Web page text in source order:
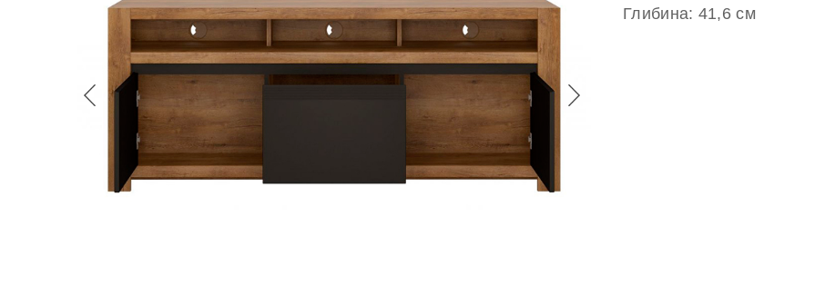
Глибина: 41,6 см